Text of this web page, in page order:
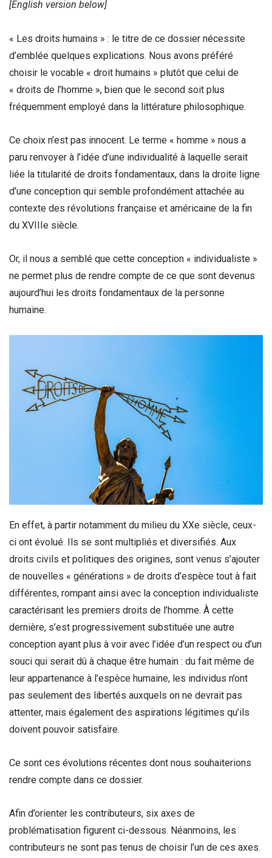
[English version below]
« Les droits humains » : le titre de ce dossier nécessite
d’emblée quelques explications. Nous avons préféré
choisir le vocable « droit humains » plutôt que celui de
« droits de l’homme », bien que le second soit plus
fréquemment employé dans la littérature philosophique.
Ce choix n’est pas innocent. Le terme « homme » nous a
paru renvoyer à l’idée d’une individualité à laquelle serait
liée la titularité de droits fondamentaux, dans la droite ligne
d’une conception qui semble profondément attachée au
contexte des révolutions française et américaine de la fin
du XVIIIe siècle.
Or, il nous a semblé que cette conception « individualiste »
ne permet plus de rendre compte de ce que sont devenus
aujourd’hui les droits fondamentaux de la personne
humaine.
En effet, à partir notamment du milieu du XXe siècle, ceux-
ci ont évolué. Ils se sont multipliés et diversifiés. Aux
droits civils et politiques des origines, sont venus s’ajouter
de nouvelles « générations » de droits d’espèce tout à fait
différentes, rompant ainsi avec la conception individualiste
caractérisant les premiers droits de l’homme. À cette
dernière, s’est progressivement substituée une autre
conception ayant plus à voir avec l’idée d’un respect ou d’un
souci qui serait dû à chaque être humain : du fait même de
leur appartenance à l’espèce humaine, les individus n’ont
pas seulement des libertés auxquels on ne devrait pas
attenter, mais également des aspirations légitimes qu’ils
doivent pouvoir satisfaire.
Ce sont ces évolutions récentes dont nous souhaiterions
rendre compte dans ce dossier.
Afin d’orienter les contributeurs, six axes de
problématisation figurent ci-dessous. Néanmoins, les
contributeurs ne sont pas tenus de choisir l’un de ces axes.